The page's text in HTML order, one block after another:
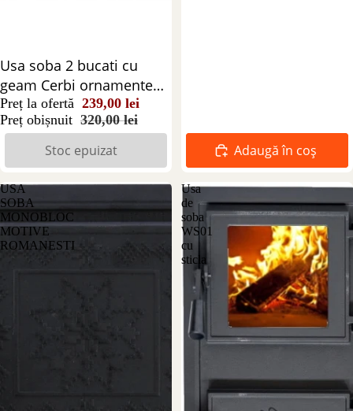
Stoc epuizat
Usa soba 2 bucati cu
geam Cerbi ornamente
negre
Preț la ofertă 239,00 lei
Preț obișnuit 320,00 lei
Stoc epuizat Adaugă în coș
USA
SOBA
MONOBLOC
MOTIVE
ROMANESTI
Usa
de
soba
WS01
cu
sticla